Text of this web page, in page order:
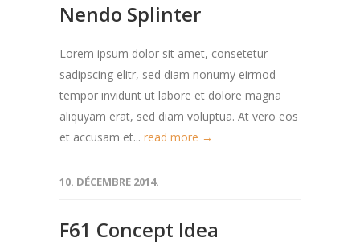
Nendo Splinter
Lorem ipsum dolor sit amet, consetetur
sadipscing elitr, sed diam nonumy eirmod
tempor invidunt ut labore et dolore magna
aliquyam erat, sed diam voluptua. At vero eos
et accusam et... read more →
10. DÉCEMBRE 2014.
F61 Concept Idea